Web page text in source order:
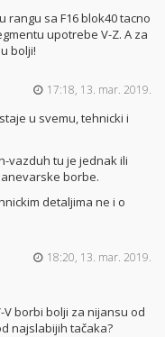
rangu sa F16 blok40 tacno
upotrebe V-Z. A za
bolji!
17:18, 13. mar. 2019.
u svemu, tehnicki i
vazduh tu je jednak ili
borbe.
detaljima ne i o
18:20, 13. mar. 2019.
V borbi bolji za nijansu od
najslabijih tačaka?